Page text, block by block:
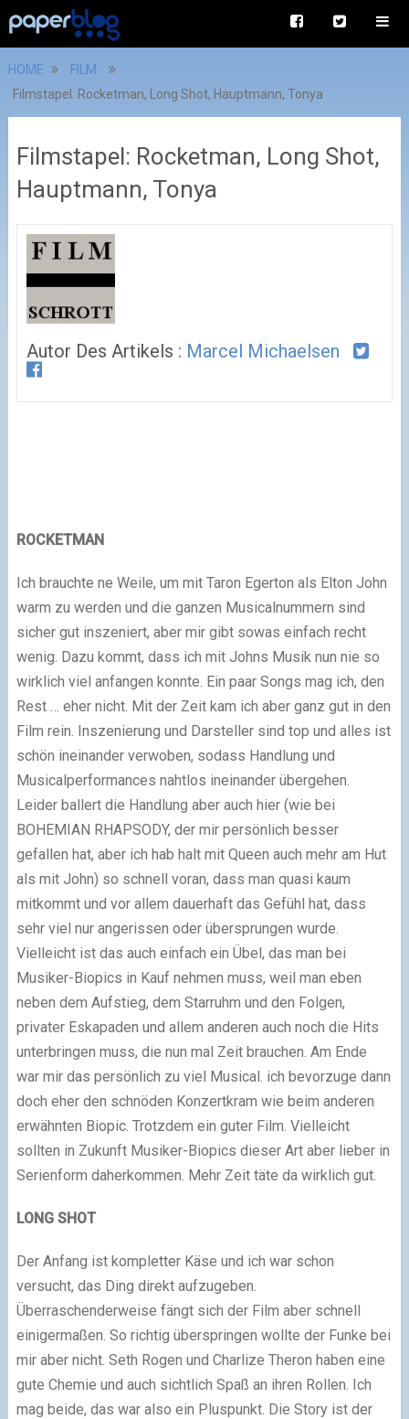
HOME
FILM
Filmstapel: Rocketman, Long Shot, Hauptmann, Tonya
Filmstapel: Rocketman, Long Shot,
Hauptmann, Tonya
Autor Des Artikels : Marcel Michaelsen
ROCKETMAN
Ich brauchte ne Weile, um mit Taron Egerton als Elton John
warm zu werden und die ganzen Musicalnummern sind
sicher gut inszeniert, aber mir gibt sowas einfach recht
wenig. Dazu kommt, dass ich mit Johns Musik nun nie so
wirklich viel anfangen konnte. Ein paar Songs mag ich, den
Rest … eher nicht. Mit der Zeit kam ich aber ganz gut in den
Film rein. Inszenierung und Darsteller sind top und alles ist
schön ineinander verwoben, sodass Handlung und
Musicalperformances nahtlos ineinander übergehen.
Leider ballert die Handlung aber auch hier (wie bei
BOHEMIAN RHAPSODY, der mir persönlich besser
gefallen hat, aber ich hab halt mit Queen auch mehr am Hut
als mit John) so schnell voran, dass man quasi kaum
mitkommt und vor allem dauerhaft das Gefühl hat, dass
sehr viel nur angerissen oder übersprungen wurde.
Vielleicht ist das auch einfach ein Übel, das man bei
Musiker-Biopics in Kauf nehmen muss, weil man eben
neben dem Aufstieg, dem Starruhm und den Folgen,
privater Eskapaden und allem anderen auch noch die Hits
unterbringen muss, die nun mal Zeit brauchen. Am Ende
war mir das persönlich zu viel Musical. ich bevorzuge dann
doch eher den schnöden Konzertkram wie beim anderen
erwähnten Biopic. Trotzdem ein guter Film. Vielleicht
sollten in Zukunft Musiker-Biopics dieser Art aber lieber in
Serienform daherkommen. Mehr Zeit täte da wirklich gut.
LONG SHOT
Der Anfang ist kompletter Käse und ich war schon
versucht, das Ding direkt aufzugeben.
Überraschenderweise fängt sich der Film aber schnell
einigermaßen. So richtig überspringen wollte der Funke bei
mir aber nicht. Seth Rogen und Charlize Theron haben eine
gute Chemie und auch sichtlich Spaß an ihren Rollen. Ich
mag beide, das war also ein Pluspunkt. Die Story ist der